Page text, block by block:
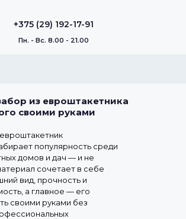
+375 (29) 192-17-91
Пн. - Вс. 8.00 - 21.00
из евроштакетника
своими руками
популярность среди
домов и дач — и не
сочетает в себе
вид, прочность и
а главное — его
своими руками без